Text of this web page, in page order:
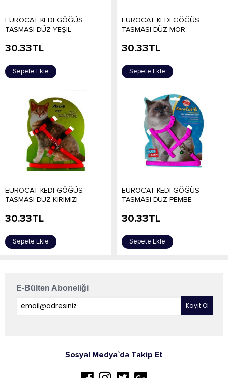
EUROCAT KEDİ GÖĞÜS
TASMASI DÜZ YEŞİL
30.33TL
Sepete Ekle
EUROCAT KEDİ GÖĞÜS
TASMASI DÜZ MOR
30.33TL
Sepete Ekle
EUROCAT KEDİ GÖĞÜS
TASMASI DÜZ KIRIMIZI
30.33TL
Sepete Ekle
EUROCAT KEDİ GÖĞÜS
TASMASI DÜZ PEMBE
30.33TL
Sepete Ekle
E-Bülten Aboneliği
Sosyal Medya`da Takip Et